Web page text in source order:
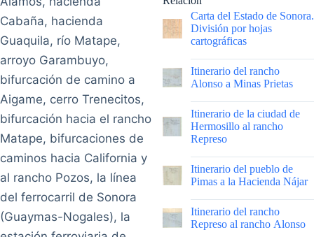
Cabaña, hacienda
Guaquila, río Matape,
arroyo Garambuyo,
bifurcación de camino a
Aigame, cerro Trenecitos,
bifurcación hacia el rancho
Matape, bifurcaciones de
caminos hacia California y
al rancho Pozos, la línea
del ferrocarril de Sonora
(Guaymas-Nogales), la
Carta del Estado de Sonora.
División por hojas
cartográficas
|
Itinerario del rancho
Alonso a Minas Prietas
|
Itinerario de la ciudad de
Hermosillo al rancho
Represo
|
Itinerario del pueblo de
Pimas a la Hacienda Nájar
|
Itinerario del rancho
Represo al rancho Alonso